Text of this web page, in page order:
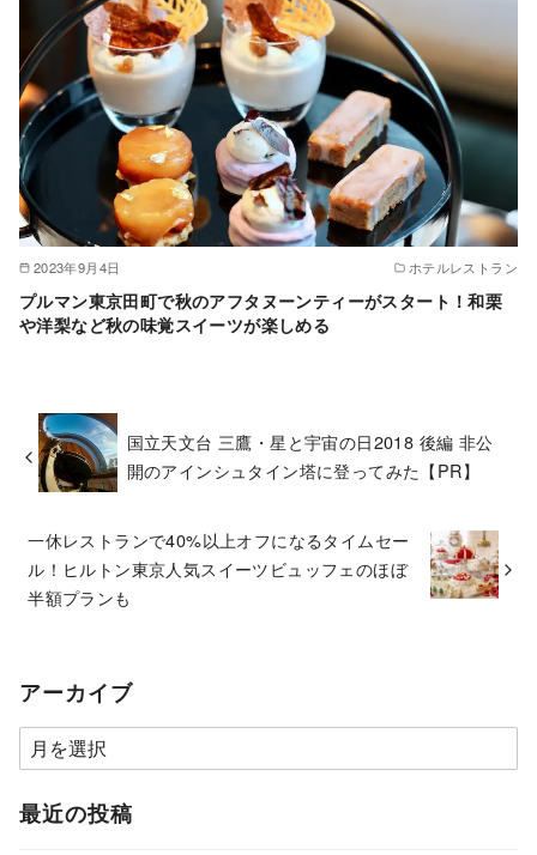
2023年9月4日 ホテルレストラン
プルマン東京田町で秋のアフタヌーンティーがスタート！和栗
や洋梨など秋の味覚スイーツが楽しめる
国立天文台 三鷹・星と宇宙の日2018 後編 非公
開のアインシュタイン塔に登ってみた【PR】
一休レストランで40%以上オフになるタイムセー
ル！ヒルトン東京人気スイーツビュッフェのほぼ
半額プランも
アーカイブ
ア
ー
カ
最近の投稿